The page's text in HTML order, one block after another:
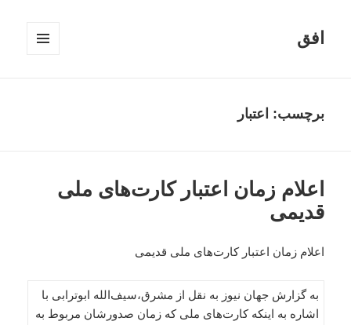
افق
برچسب: اعتبار
اعلام زمان اعتبار کارت‌های ملی
قدیمی
اعلام زمان اعتبار کارت‌های ملی قدیمی
به گزارش جهان نیوز به نقل از مشرق،سیف‌الله ابوترابی با
اشاره به اینکه کارت‌های ملی که زمان صدورشان مربوط به